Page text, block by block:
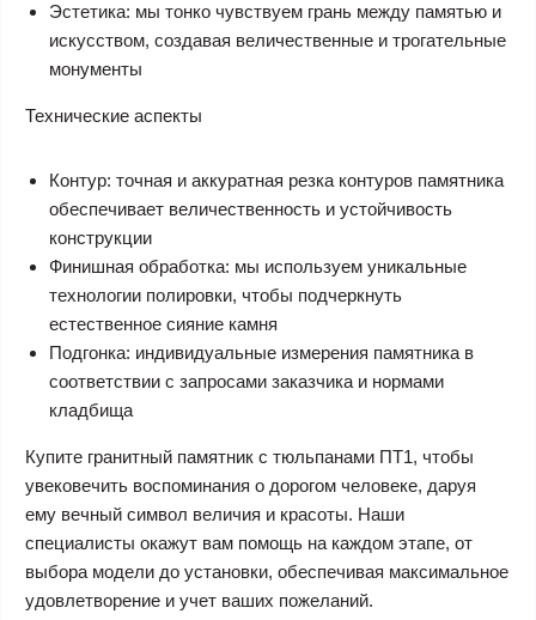
Эстетика: мы тонко чувствуем грань между памятью и
искусством, создавая величественные и трогательные
монументы
Технические аспекты
Контур: точная и аккуратная резка контуров памятника
обеспечивает величественность и устойчивость
конструкции
Финишная обработка: мы используем уникальные
технологии полировки, чтобы подчеркнуть
естественное сияние камня
Подгонка: индивидуальные измерения памятника в
соответствии с запросами заказчика и нормами
кладбища
Купите гранитный памятник с тюльпанами ПТ1, чтобы
увековечить воспоминания о дорогом человеке, даруя
ему вечный символ величия и красоты. Наши
специалисты окажут вам помощь на каждом этапе, от
выбора модели до установки, обеспечивая максимальное
удовлетворение и учет ваших пожеланий.